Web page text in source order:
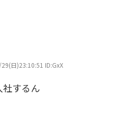
日)23:10:51 ID:GxX
社するん